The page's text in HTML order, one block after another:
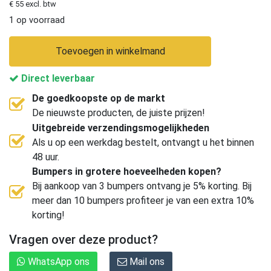
€ 55 excl. btw
1 op voorraad
Toevoegen in winkelmand
Direct leverbaar
De goedkoopste op de markt
De nieuwste producten, de juiste prijzen!
Uitgebreide verzendingsmogelijkheden
Als u op een werkdag bestelt, ontvangt u het binnen
48 uur.
Bumpers in grotere hoeveelheden kopen?
Bij aankoop van 3 bumpers ontvang je 5% korting. Bij
meer dan 10 bumpers profiteer je van een extra 10%
korting!
Vragen over deze product?
WhatsApp ons Mail ons